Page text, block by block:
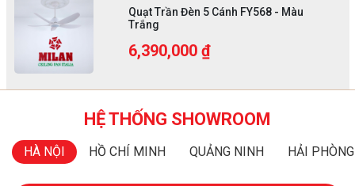
Quạt Trần Đèn 5 Cánh FY568 - Màu
Trắng
6,390,000 ₫
HỆ THỐNG SHOWROOM
HÀ NỘI HỒ CHÍ MINH QUẢNG NINH HẢI PHÒNG